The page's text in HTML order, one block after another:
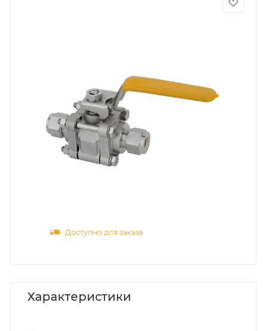
Доступно для заказа
Характеристики